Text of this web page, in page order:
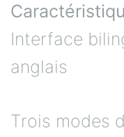
Interface
anglais
Trois modes